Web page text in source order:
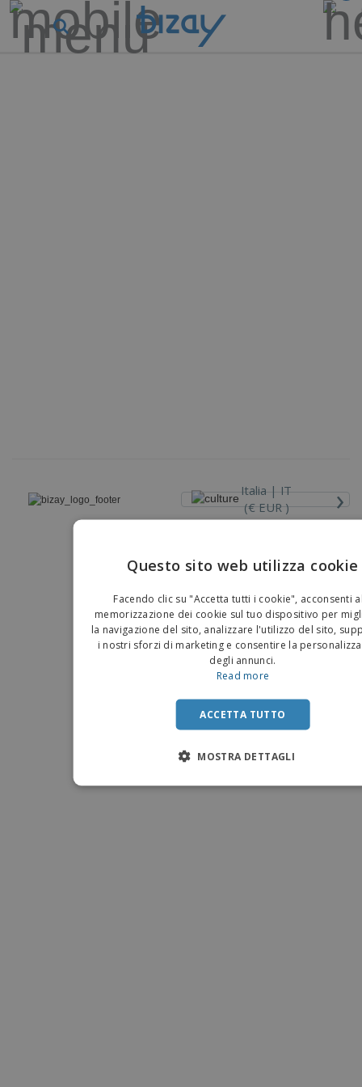
Italia |IT
(€ EUR )
›
Copyright © 2026 - BIZAY . Tutti i diritti riservati.
Questo sito web utilizza cookie
Facendo clic su "Accetta tutti i cookie", acconsenti
memorizzazione dei cookie sul tuo dispositivo per
la navigazione del sito, analizzare l'utilizzo del sito,
i nostri sforzi di marketing e consentire la
degli annunci.
Read more
ACCETTA TUTTO
MOSTRA DETTAGLI